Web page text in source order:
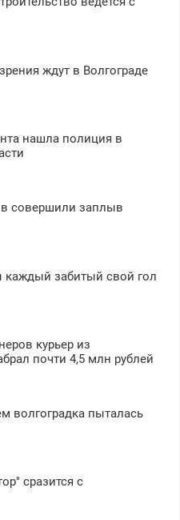
ждут в Волгограде
нашла полиция в
совершили заплыв
каждый забитый свой гол
курьер из
почти 4,5 млн рублей
волгоградка пыталась
сразится с